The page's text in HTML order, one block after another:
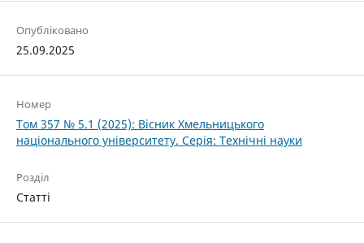
Опубліковано
25.09.2025
Номер
Том 357 № 5.1 (2025): Вісник Хмельницького
національного університету. Серія: Технічні науки
Розділ
Статті